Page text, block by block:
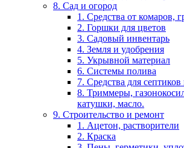
8. Сад и огород
1. Средства от комаров,
2. Горшки для цветов
3. Садовый инвентарь
4. Земля и удобрения
5. Укрывной материал
6. Системы полива
7. Средства для септиков
8. Триммеры,
катушки, масло.
9. Строительство и ремонт
1. Ацетон, растворители
2. Краска